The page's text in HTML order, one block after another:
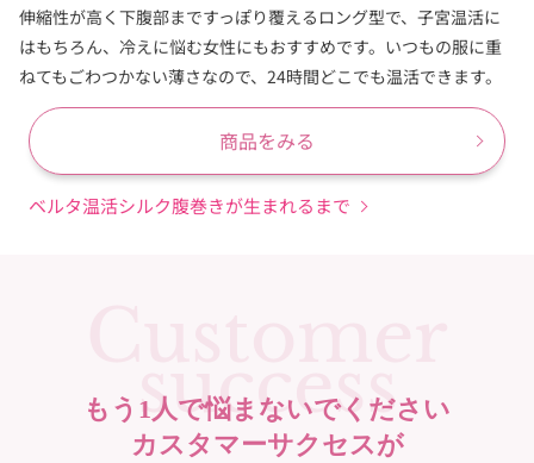
伸縮性が高く下腹部まですっぽり覆えるロング型で、子宮温活に
はもちろん、冷えに悩む女性にもおすすめです。いつもの服に重
ねてもごわつかない薄さなので、24時間どこでも温活できます。
商品をみる
ベルタ温活シルク腹巻きが生まれるまで
success
もう1人で悩まないでください
カスタマーサクセスが